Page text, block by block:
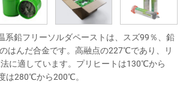
系鉛フリーソルダペーストは、スズ99％、鉛
はんだ合金です。高融点の227℃であり、リ
に適しています。プリヒートは130℃から
は280℃から200℃。